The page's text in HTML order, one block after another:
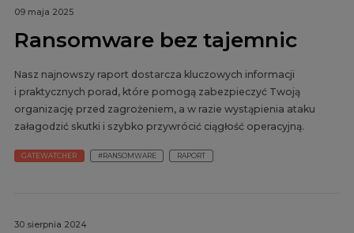
09 maja 2025
Ransomware bez tajemnic
Nasz najnowszy raport dostarcza kluczowych informacji
i praktycznych porad, które pomogą zabezpieczyć Twoją
organizację przed zagrożeniem, a w razie wystąpienia ataku
załagodzić skutki i szybko przywrócić ciągłość operacyjną.
GATEWATCHER #RANSOMWARE RAPORT
30 sierpnia 2024